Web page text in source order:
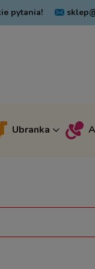
pytania!
Ubranka